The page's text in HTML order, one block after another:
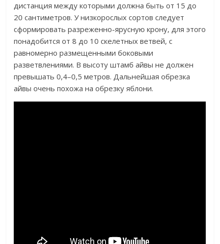
дистанция между которыми должна быть от 15 до
20 сантиметров. У низкорослых сортов следует
сформировать разреженно-ярусную крону, для этого
понадобится от 8 до 10 скелетных ветвей, с
равномерно размещенными боковыми
разветвлениями. В высоту штамб айвы не должен
превышать 0,4–0,5 метров. Дальнейшая обрезка
айвы очень похожа на обрезку яблони.